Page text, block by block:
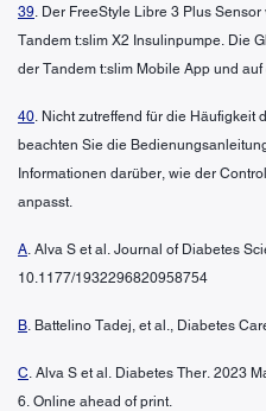
39. Der FreeStyle Libre 3 Plus
Tandem t:slim X2 Insulinpumpe. Die
der Tandem t:slim Mobile App und
40. Nicht zutreffend für die Häufigkeit
beachten Sie die
Informationen darüber, wie der
anpasst.
A. Alva S et al. Journal of Diabetes
10.1177/1932296820958754
B. Battelino Tadej, et al., Diabetes
C. Alva S et al. Diabetes Ther. 2023
6. Online ahead of print.